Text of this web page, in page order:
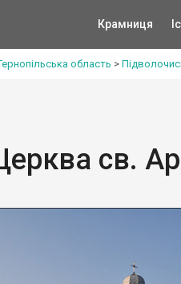
Крамниця
область >
св.